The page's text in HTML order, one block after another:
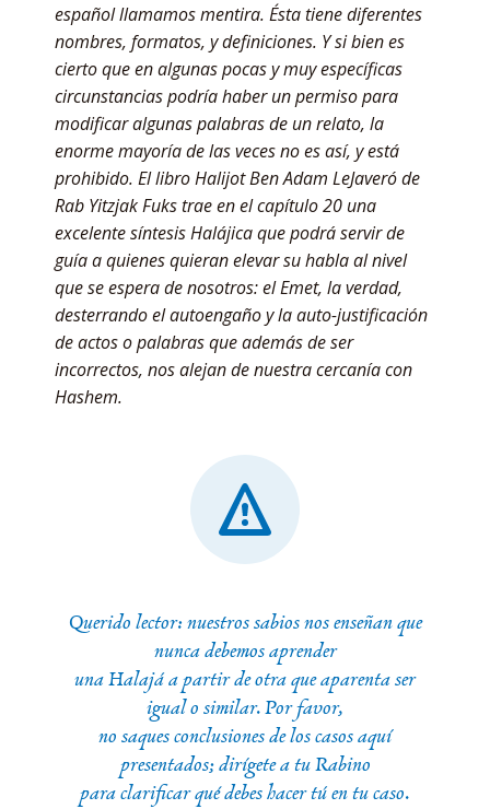
español llamamos mentira. Ésta tiene diferentes
nombres, formatos, y definiciones. Y si bien es
cierto que en algunas pocas y muy específicas
circunstancias podría haber un permiso para
modificar algunas palabras de un relato, la
enorme mayoría de las veces no es así, y está
prohibido. El libro Halijot Ben Adam LeJaveró de
Rab Yitzjak Fuks trae en el capítulo 20 una
excelente síntesis Halájica que podrá servir de
guía a quienes quieran elevar su habla al nivel
que se espera de nosotros: el Emet, la verdad,
desterrando el autoengaño y la auto-justificación
de actos o palabras que además de ser
incorrectos, nos alejan de nuestra cercanía con
Hashem.
Querido lector: nuestros sabios nos enseñan que
nunca debemos aprender
una Halajá a partir de otra que aparenta ser
igual o similar. Por favor,
no saques conclusiones de los casos aquí
presentados; dirígete a tu Rabino
para clarificar qué debes hacer tú en tu caso.